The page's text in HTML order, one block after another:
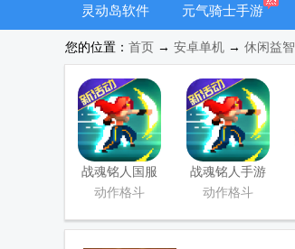
灵动岛软件
元气骑士手游
大全
您的位置： 首页 → 安卓单机 → 休闲益智
战魂铭人国服
联机版
Legends)
动作格斗
战魂铭人手游
九游版
动作格斗